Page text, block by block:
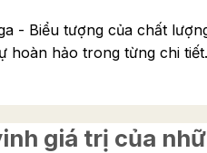
- Biểu tượng của chất
hoàn hảo trong từng chi tiết.
giá trị của